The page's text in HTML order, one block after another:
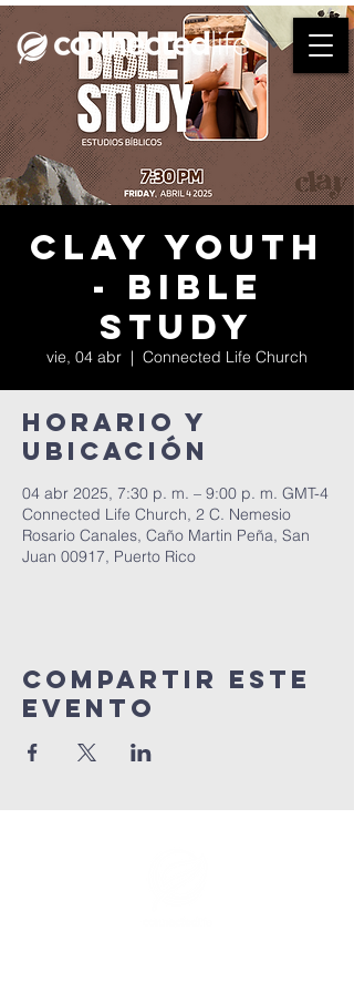
Clay Youth
- Bible
Study
vie, 04 abr
  |
Connected Life Church
Horario y
ubicación
04 abr 2025, 7:30 p. m. – 9:00 p. m. GMT-4
Connected Life Church, 2 C. Nemesio
Rosario Canales, Caño Martin Peña, San
Juan 00917, Puerto Rico
Compartir este
evento